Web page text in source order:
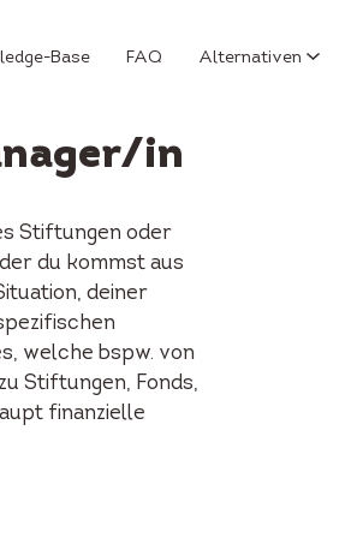
Base FAQ Alternativen
in
Stiftungen oder
du kommst aus
deiner
welche bspw. von
Stiftungen, Fonds,
finanzielle